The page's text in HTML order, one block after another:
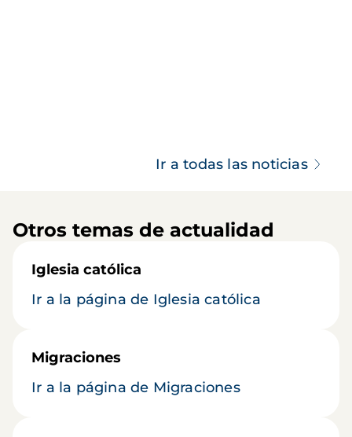
Ir a todas las noticias
Otros temas de actualidad
Iglesia católica
Ir a la página de Iglesia católica
Migraciones
Ir a la página de Migraciones